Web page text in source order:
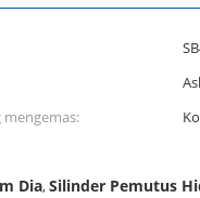
mengemas:
Dia,Silinder Pemutus